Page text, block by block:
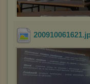
200910061621